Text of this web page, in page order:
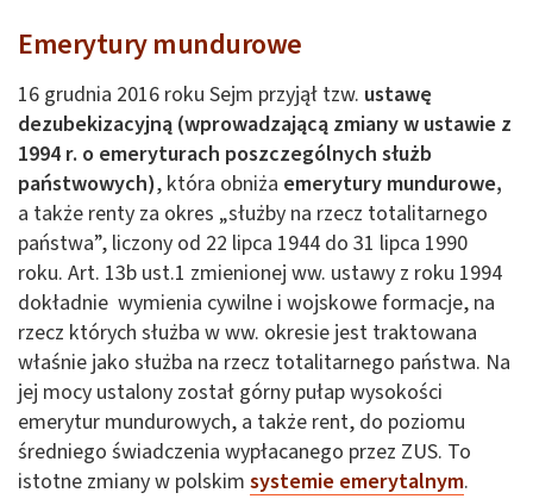
Emerytury mundurowe
16 grudnia 2016 roku Sejm przyjął tzw. ustawę
dezubekizacyjną (wprowadzającą zmiany w ustawie z
1994 r. o emeryturach poszczególnych służb
państwowych), która obniża emerytury mundurowe,
a także renty za okres „służby na rzecz totalitarnego
państwa”, liczony od 22 lipca 1944 do 31 lipca 1990
roku. Art. 13b ust.1 zmienionej ww. ustawy z roku 1994
dokładnie wymienia cywilne i wojskowe formacje, na
rzecz których służba w ww. okresie jest traktowana
właśnie jako służba na rzecz totalitarnego państwa. Na
jej mocy ustalony został górny pułap wysokości
emerytur mundurowych, a także rent, do poziomu
średniego świadczenia wypłacanego przez ZUS. To
istotne zmiany w polskim systemie emerytalnym.